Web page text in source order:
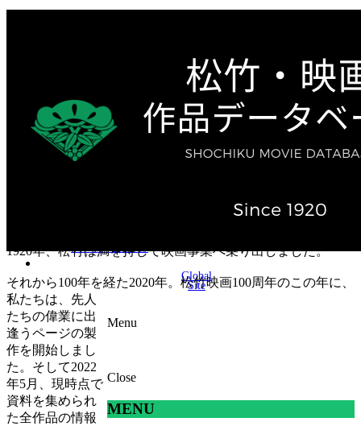
松竹ストア（通販サイト）
ゲーム事業（English）
企業情報
会社案内
Global
Site
Menu
Close
MENU
1920年、松竹は満を持して映画事業へ乗り出しました。
それから100年を経た2020年。松竹映画100周年のこの年に、
私たちは、先人
たちの偉業に出
逢うページの製
作を開始しまし
た。そして2022
年5月、現時点で
資料を集められ
た全作品の情報